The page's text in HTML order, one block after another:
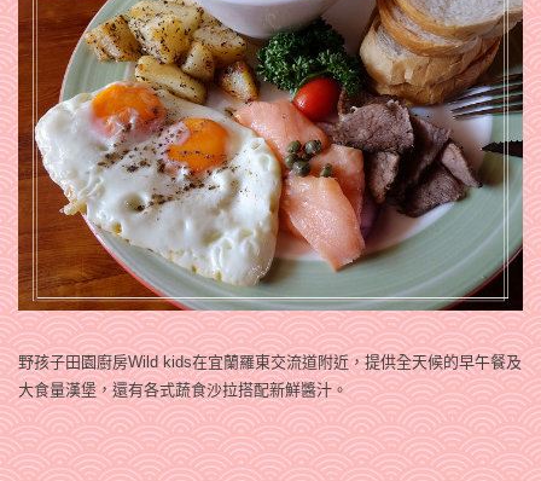
野孩子田園廚房Wild kids在宜蘭羅東交流道附近，提供全天候的早午餐及
大食量漢堡，還有各式蔬食沙拉搭配新鮮醬汁。